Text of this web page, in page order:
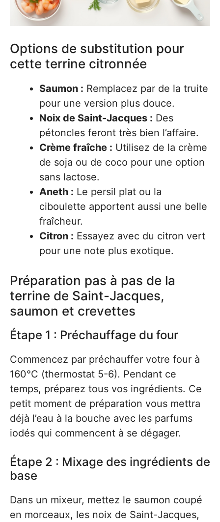
Options de substitution pour
cette terrine citronnée
Saumon : Remplacez par de la truite
pour une version plus douce.
Noix de Saint-Jacques : Des
pétoncles feront très bien l’affaire.
Crème fraîche : Utilisez de la crème
de soja ou de coco pour une option
sans lactose.
Aneth : Le persil plat ou la
ciboulette apportent aussi une belle
fraîcheur.
Citron : Essayez avec du citron vert
pour une note plus exotique.
Préparation pas à pas de la
terrine de Saint-Jacques,
saumon et crevettes
Étape 1 : Préchauffage du four
Commencez par préchauffer votre four à
160°C (thermostat 5-6). Pendant ce
temps, préparez tous vos ingrédients. Ce
petit moment de préparation vous mettra
déjà l’eau à la bouche avec les parfums
iodés qui commencent à se dégager.
Étape 2 : Mixage des ingrédients de
base
Dans un mixeur, mettez le saumon coupé
en morceaux, les noix de Saint-Jacques,